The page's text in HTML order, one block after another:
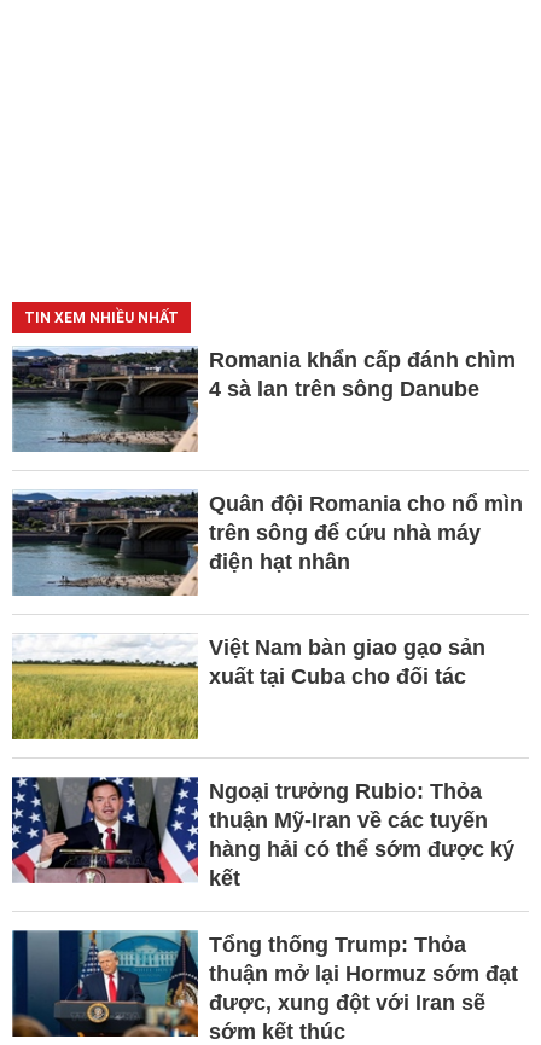
TIN XEM NHIỀU NHẤT
Romania khẩn cấp đánh chìm
4 sà lan trên sông Danube
Quân đội Romania cho nổ mìn
trên sông để cứu nhà máy
điện hạt nhân
Việt Nam bàn giao gạo sản
xuất tại Cuba cho đối tác
Ngoại trưởng Rubio: Thỏa
thuận Mỹ-Iran về các tuyến
hàng hải có thể sớm được ký
kết
Tổng thống Trump: Thỏa
thuận mở lại Hormuz sớm đạt
được, xung đột với Iran sẽ
sớm kết thúc